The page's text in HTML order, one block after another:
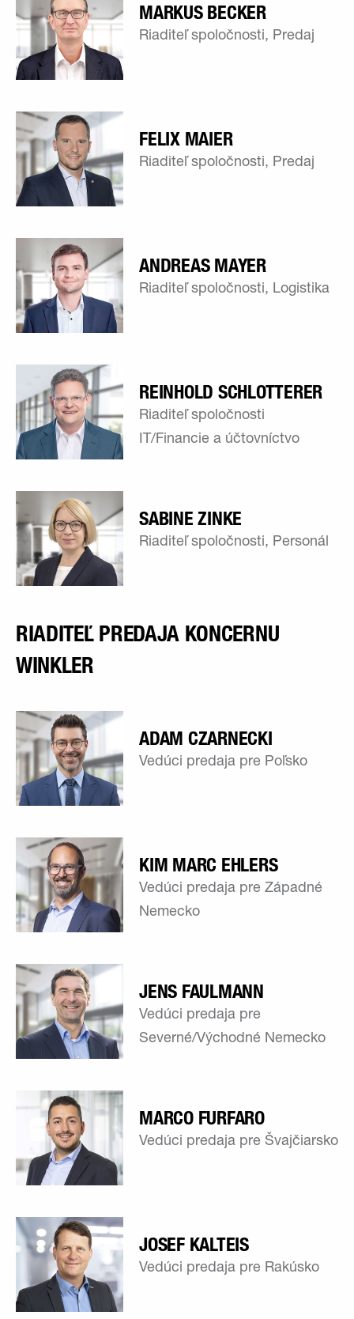
MARKUS BECKER
Riaditeľ spoločnosti, Predaj
FELIX MAIER
Riaditeľ spoločnosti, Predaj
ANDREAS MAYER
Riaditeľ spoločnosti, Logistika
REINHOLD SCHLOTTERER
Riaditeľ spoločnosti
IT/Financie a účtovníctvo
SABINE ZINKE
Riaditeľ spoločnosti, Personál
RIADITEĽ PREDAJA KONCERNU
WINKLER
ADAM CZARNECKI
Vedúci predaja pre Poľsko
KIM MARC EHLERS
Vedúci predaja pre Západné
Nemecko
JENS FAULMANN
Vedúci predaja pre
Severné/Východné Nemecko
MARCO FURFARO
Vedúci predaja pre Švajčiarsko
JOSEF KALTEIS
Vedúci predaja pre Rakúsko